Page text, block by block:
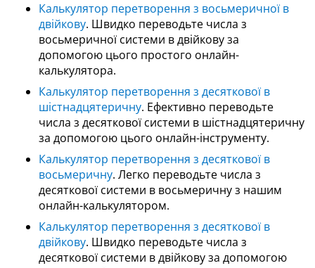
Калькулятор перетворення з восьмеричної в
двійкову. Швидко переводьте числа з
восьмеричної системи в двійкову за
допомогою цього простого онлайн-
калькулятора.
Калькулятор перетворення з десяткової в
шістнадцятеричну. Ефективно переводьте
числа з десяткової системи в шістнадцятеричну
за допомогою цього онлайн-інструменту.
Калькулятор перетворення з десяткової в
восьмеричну. Легко переводьте числа з
десяткової системи в восьмеричну з нашим
онлайн-калькулятором.
Калькулятор перетворення з десяткової в
двійкову. Швидко переводьте числа з
десяткової системи в двійкову за допомогою